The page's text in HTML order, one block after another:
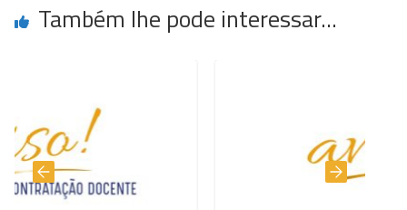
Também lhe pode interessar...